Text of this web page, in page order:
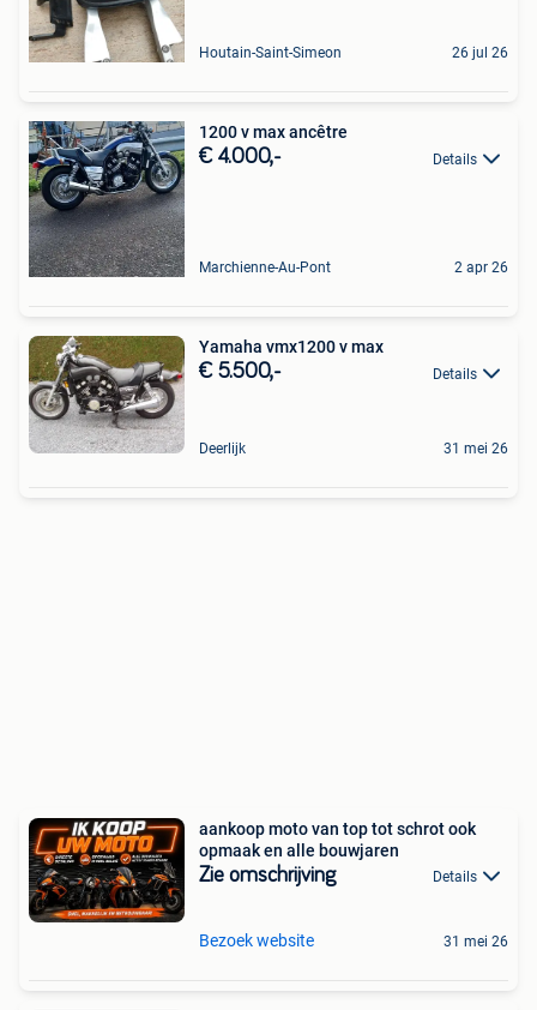
Houtain-Saint-Simeon 26 jul 26
1200 v max ancêtre
€ 4.000,- Details
Marchienne-Au-Pont 2 apr 26
Yamaha vmx1200 v max
€ 5.500,- Details
Deerlijk 31 mei 26
aankoop moto van top tot schrot ook
opmaak en alle bouwjaren
Zie omschrijving Details
Bezoek website 31 mei 26